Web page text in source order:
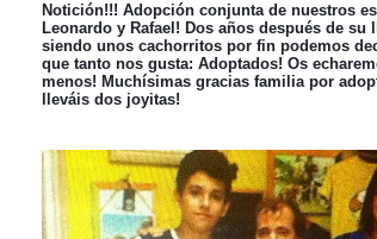
Notición!!! Adopción conjunta de nuestros
Leonardo y Rafael! Dos años después de su
siendo unos cachorritos por fin podemos
que tanto nos gusta: Adoptados! Os
menos! Muchísimas gracias familia por
lleváis dos joyitas!